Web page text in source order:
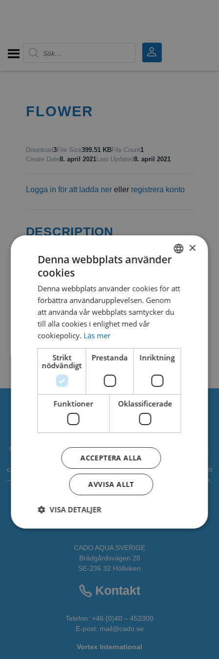
Produktsökning
FLOWER
Download3File Size399.51 KBFile Count1
Create Date8. april 2021Last Updated8. april 2021
Logga in för att ladda nereller registrera konto
DESCRIPTION
SIMILAR DOWNLOADS
No related download found!
Kjell Parmborn Updated 8. april 2021
Om oss
CADO är en professionell leverantör av vattenlek, lekplatser mm.
Vi har levererat vattenlek till kommuner, djurparker och
campingplatser. Vi vill bidra som en partner i alla faser av projektet
– från idé till verklighet. CADOAQUA är vår avdelning för vattenlek.
All fakta om CADO får du HÄR
CADO AQUA SVERIGE
Brädgårdsvägen 28
SE-236 32 Höllviken
Kontakt
Telefon: +46 (0)40 – 452300
E-post: mail@cado.se
Vortex International
DANISH
×
Denna webbplats använder
cookies
Denna webbplats använder cookies för att
förbättra användarupplevelsen. Genom
att använda vår webbplats samtycker du
till alla cookies i enlighet med vår
cookiepolicy. Läs mer
Strikt
nödvändigt
Prestanda Inriktning
Funktioner Oklassificerade
ACCEPTERA ALLA
AVVISA ALLT
VISA DETALJER